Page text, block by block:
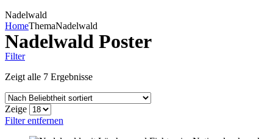
Nadelwald
HomeThemaNadelwald
Nadelwald Poster
Filter
Zeigt alle 7 Ergebnisse
Zeige
Filter entfernen